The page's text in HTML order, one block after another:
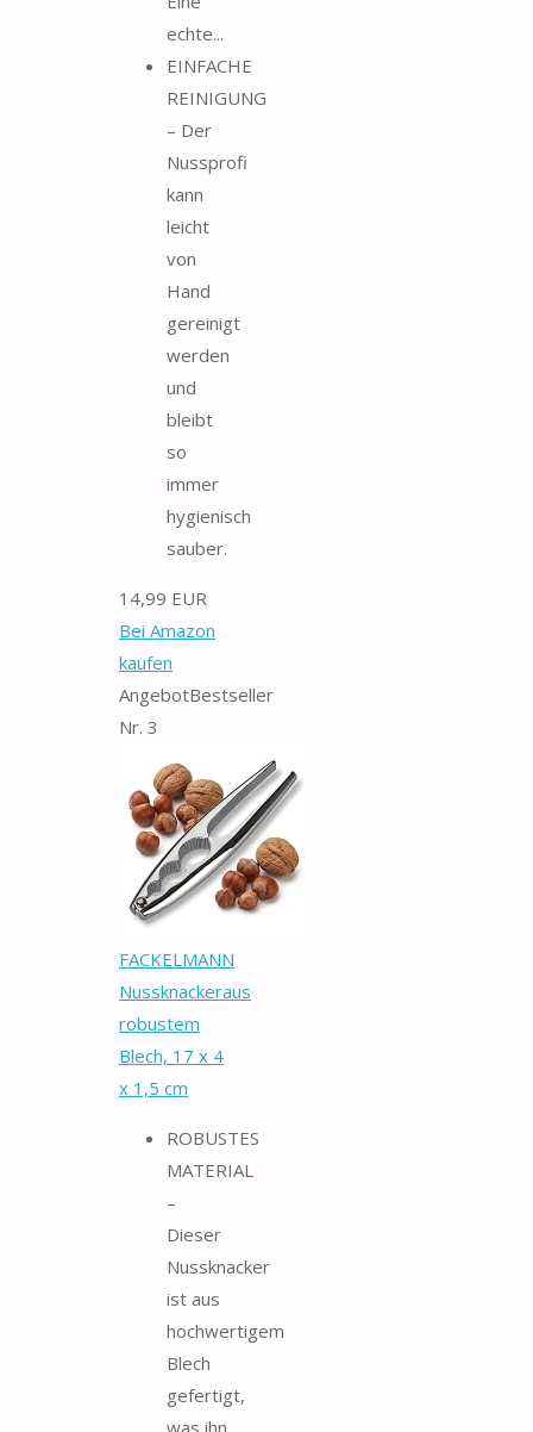
echte...
EINFACHE
REINIGUNG
– Der
Nussprofi
kann
leicht
von
Hand
gereinigt
werden
und
bleibt
so
immer
hygienisch
sauber.
14,99 EUR
Bei Amazon
kaufen
AngebotBestseller
Nr. 3
FACKELMANN
Nussknackeraus
robustem
Blech, 17 x 4
x 1,5 cm
ROBUSTES
MATERIAL
–
Dieser
Nussknacker
ist aus
hochwertigem
Blech
gefertigt,
was ihn